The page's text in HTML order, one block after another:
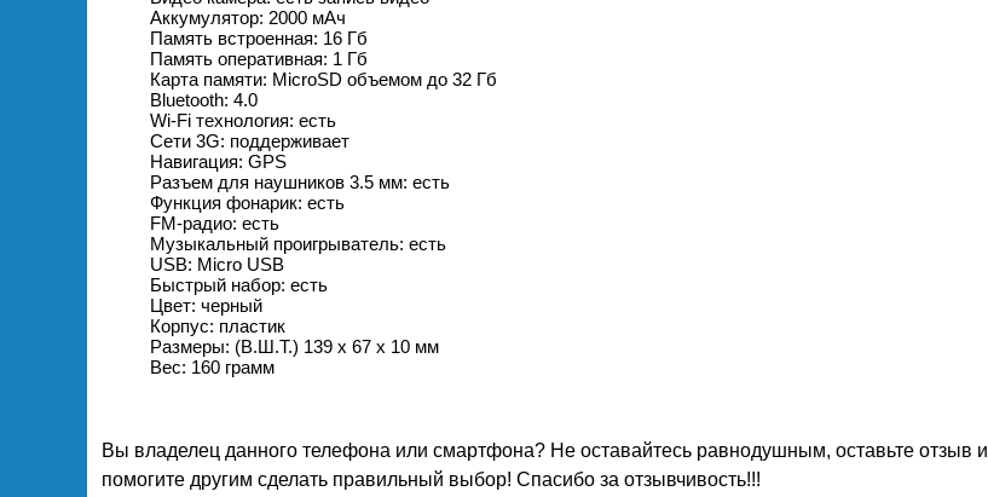
Аккумулятор: 2000 мAч
Память встроенная: 16 Гб
Память оперативная: 1 Гб
Карта памяти: MicroSD объемом до 32 Гб
Bluetooth: 4.0
Wi-Fi технология: есть
Сети 3G: поддерживает
Навигация: GPS
Разъем для наушников 3.5 мм: есть
Функция фонарик: есть
FM-радио: есть
Музыкальный проигрыватель: есть
USB: Micro USB
Быстрый набор: есть
Цвет: черный
Корпус: пластик
Размеры: (В.Ш.Т.) 139 х 67 х 10 мм
Вес: 160 грамм
Вы владелец данного телефона или смартфона? Не оставайтесь равнодушным, оставьте отзыв и
помогите другим сделать правильный выбор! Спасибо за отзывчивость!!!